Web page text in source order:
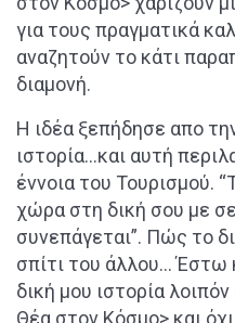
για τους πραγματικά
αναζητούν το κάτι
διαμονή.
Η ιδέα ξεπήδησε απο
ιστορία…και αυτή
έννοια του Τουρισμού.
χώρα στη δική σου με
συνεπάγεται”. Πώς το
σπίτι του άλλου… Έστω
δική μου ιστορία
Θέα στον Κόσμο> και